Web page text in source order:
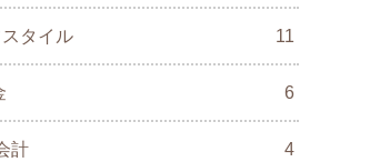
タイル 11
6
計 4